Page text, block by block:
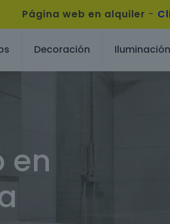
Página web en alquiler -
Decoración Iluminación
en